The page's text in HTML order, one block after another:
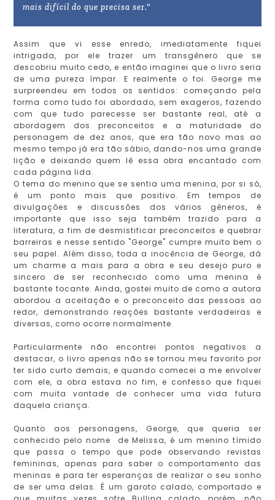
mais difícil do que precisa ser."
Assim que vi esse enredo, imediatamente fiquei
intrigada, por ele trazer um transgênero que se
descobriu muito cedo, e então imaginei que o livro seria
de uma pureza ímpar. E realmente o foi. George me
surpreendeu em todos os sentidos: começando pela
forma como tudo foi abordado, sem exageros, fazendo
com que tudo parecesse ser bastante real, até a
abordagem dos preconceitos e a maturidade do
personagem de dez anos, que era tão novo mas ao
mesmo tempo já era tão sábio, dando-nos uma grande
lição e deixando quem lê essa obra encantado com
cada página lida.
O tema do menino que se sentia uma menina, por si só,
é um ponto mais que positivo. Em tempos de
divulgações e discussões dos vários gêneros, é
importante que isso seja também trazido para a
literatura, a fim de desmistificar preconceitos e quebrar
barreiras e nesse sentido "George" cumpre muito bem o
seu papel. Além disso, toda a inocência de George, dá
um charme a mais para a obra e seu desejo puro e
sincero de ser reconhecido como uma menina é
bastante tocante. Ainda, gostei muito de como a autora
abordou a aceitação e o preconceito das pessoas ao
redor, demonstrando reações bastante verdadeiras e
diversas, como ocorre normalmente.
Particularmente não encontrei pontos negativos a
destacar, o livro apenas não se tornou meu favorito por
ter sido curto demais, e quando comecei a me envolver
com ele, a obra estava no fim, e confesso que fiquei
com muita vontade de conhecer uma vida futura
daquela criança.
Quanto aos personagens, George, que queria ser
conhecido pelo nome de Melissa, é um menino tímido
que passa o tempo que pode observando revistas
femininas, apenas para saber o comportamento das
meninas e para ter esperanças de realizar o seu sonho
de ser uma delas. É um garoto calado, comportado e